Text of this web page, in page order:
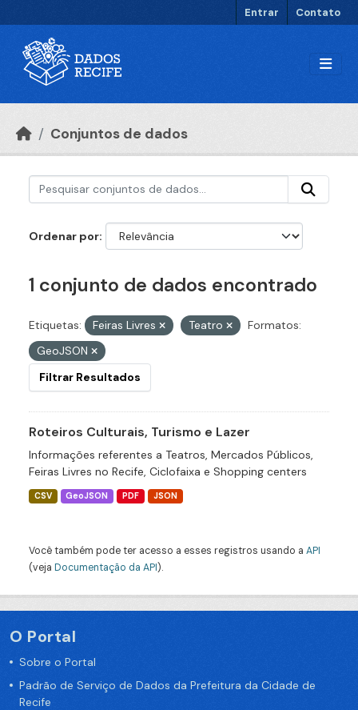
Entrar Contato
Conjuntos de dados
Ordenar por
1 conjunto de dados encontrado
Etiquetas: Feiras Livres Teatro
Formatos:
GeoJSON
Filtrar Resultados
Roteiros Culturais, Turismo e Lazer
Informações referentes a Teatros, Mercados Públicos,
Feiras Livres no Recife, Ciclofaixa e Shopping centers
CSV GeoJSON PDF JSON
Você também pode ter acesso a esses registros usando a API
(veja Documentação da API).
O Portal
Sobre o Portal
Padrão de Serviço de Dados da Prefeitura da Cidade de
Recife